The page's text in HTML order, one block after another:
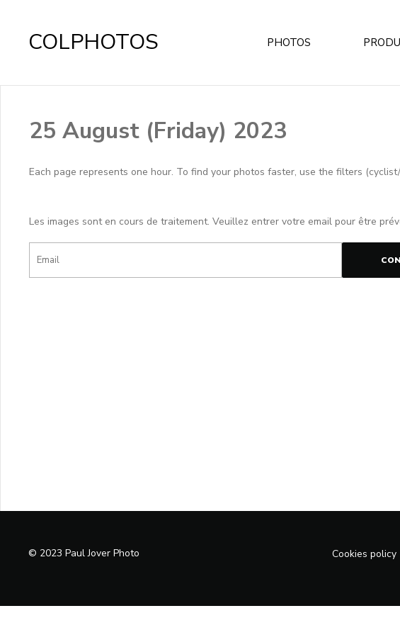
COLPHOTOS PHOTOS
25 August (Friday) 2023
Each page represents one hour. To find your photos faster, use the filters
Les images sont en cours de traitement. Veuillez entrer votre email pour être
© 2023 Paul Jover Photo Cookies policy